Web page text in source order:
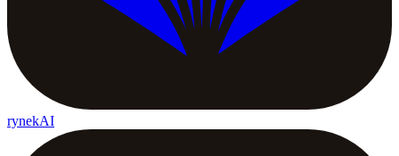
rynekAI